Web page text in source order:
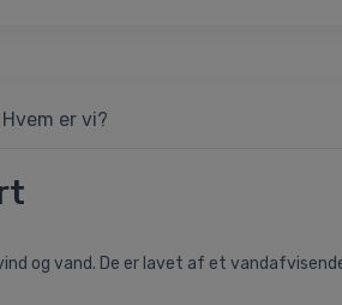
Hvem er vi?
og vand. De er lavet af et